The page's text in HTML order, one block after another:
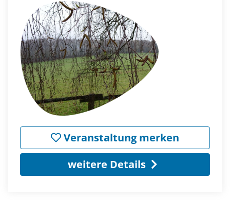
Veranstaltung merken
weitere Details